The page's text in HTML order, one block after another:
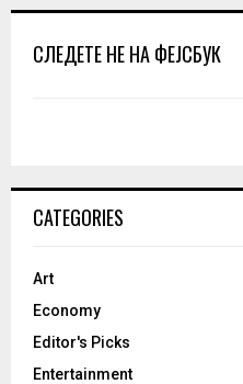
СЛЕДЕТЕ НЕ НА ФЕЈСБУК
CATEGORIES
Art
Economy
Editor's Picks
Entertainment